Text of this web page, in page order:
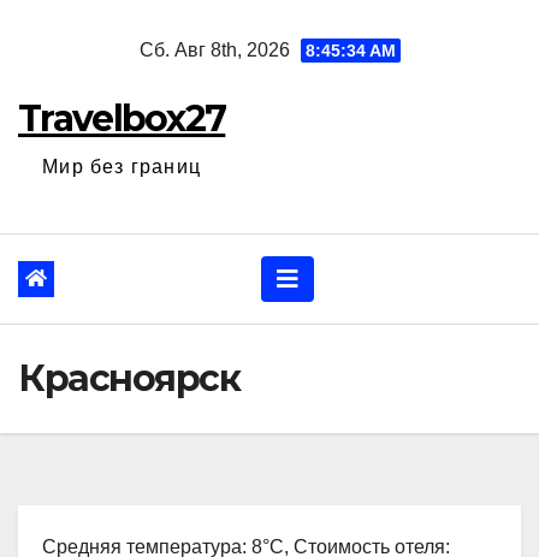
Сб. Авг 8th, 2026 8:45:35 AM
Travelbox27
Мир без границ
Красноярск
Средняя температура: 8°C, Стоимость отеля: